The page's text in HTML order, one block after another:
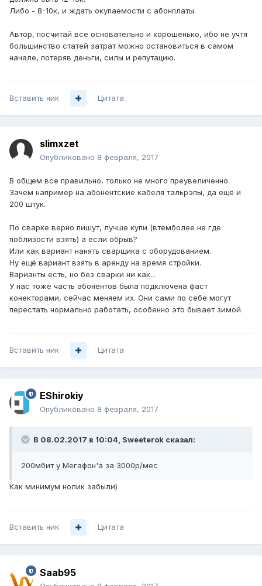
Либо - 8-10к, и ждать окупаемости с абонплаты.
Автор, посчитай все основательно и хорошенько, ибо не учтя
большинство статей затрат можно остановиться в самом
начале, потеряв деньги, силы и репутацию.
Вставить ник Цитата
slimxzet
Опубликовано 8 февраля, 2017
В общем все правильно, только не много преувеличенно.
Зачем например на абонентские кабеля тальрэпы, да ещё и
200 штук.
По сварке верно пишут, лучше купи (втемболее не где
поблизости взять) а если обрыв?
Или как вариант нанять сварщика с оборудованием.
Ну ещё вариант взять в аренду на время стройки.
Варианты есть, но без сварки ни как...
У нас тоже часть абонентов была подключена фаст
конекторами, сейчас меняем их. Они сами по себе могут
перестать нормально работать, особенно это бывает зимой.
Вставить ник Цитата
EShirokiy
Опубликовано 8 февраля, 2017
В 08.02.2017 в 10:04, Sweeterok сказал:
200мбит у Мегафон'а за 3000р/мес
Как минимум нолик забыли)
Вставить ник Цитата
Saab95